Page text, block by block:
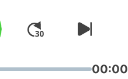
節目由KPMG安侯建
師事務所自製，歡迎
Facebook粉絲團、
隨時獲得最新節目資
00:00